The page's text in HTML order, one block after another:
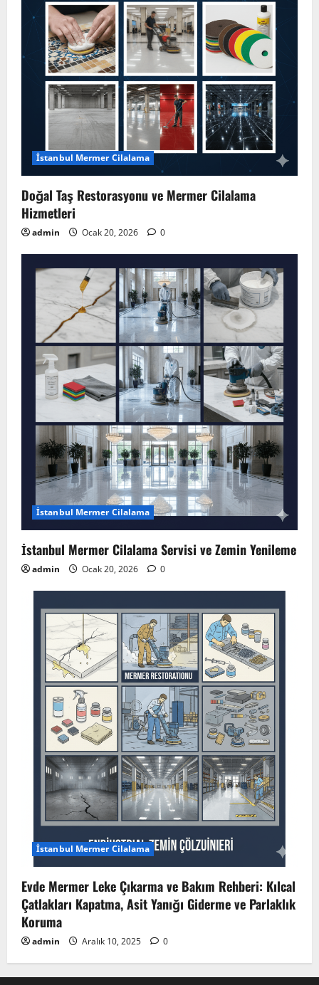
İstanbul Mermer Cilalama
Doğal Taş Restorasyonu ve Mermer Cilalama
Hizmetleri
admin Ocak 20, 2026 0
İstanbul Mermer Cilalama
İstanbul Mermer Cilalama Servisi ve Zemin Yenileme
admin Ocak 20, 2026 0
İstanbul Mermer Cilalama
Evde Mermer Leke Çıkarma ve Bakım Rehberi: Kılcal
Çatlakları Kapatma, Asit Yanığı Giderme ve Parlaklık
Koruma
admin Aralık 10, 2025 0